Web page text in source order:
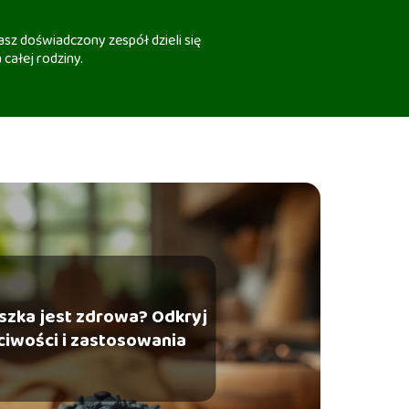
doświadczony zespół dzieli się
rodziny.
jest zdrowa? Odkryj
i zastosowania